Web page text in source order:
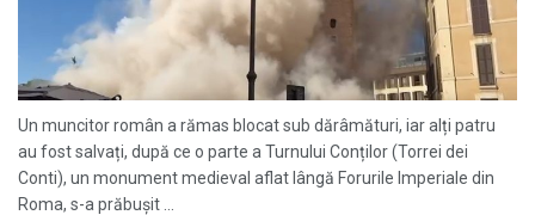
Un muncitor român a rămas blocat sub dărâmături, iar alți patru
au fost salvați, după ce o parte a Turnului Conților (Torrei dei
Conti), un monument medieval aflat lângă Forurile Imperiale din
Roma, s-a prăbușit ...